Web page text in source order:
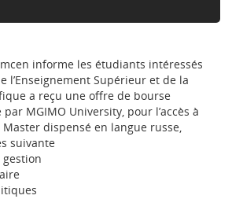
informe les étudiants intéressés
l’Enseignement Supérieur et de la
a reçu une offre de bourse
par MGIMO University, pour l’accès à
dispensé en langue russe,
suivante
gestion